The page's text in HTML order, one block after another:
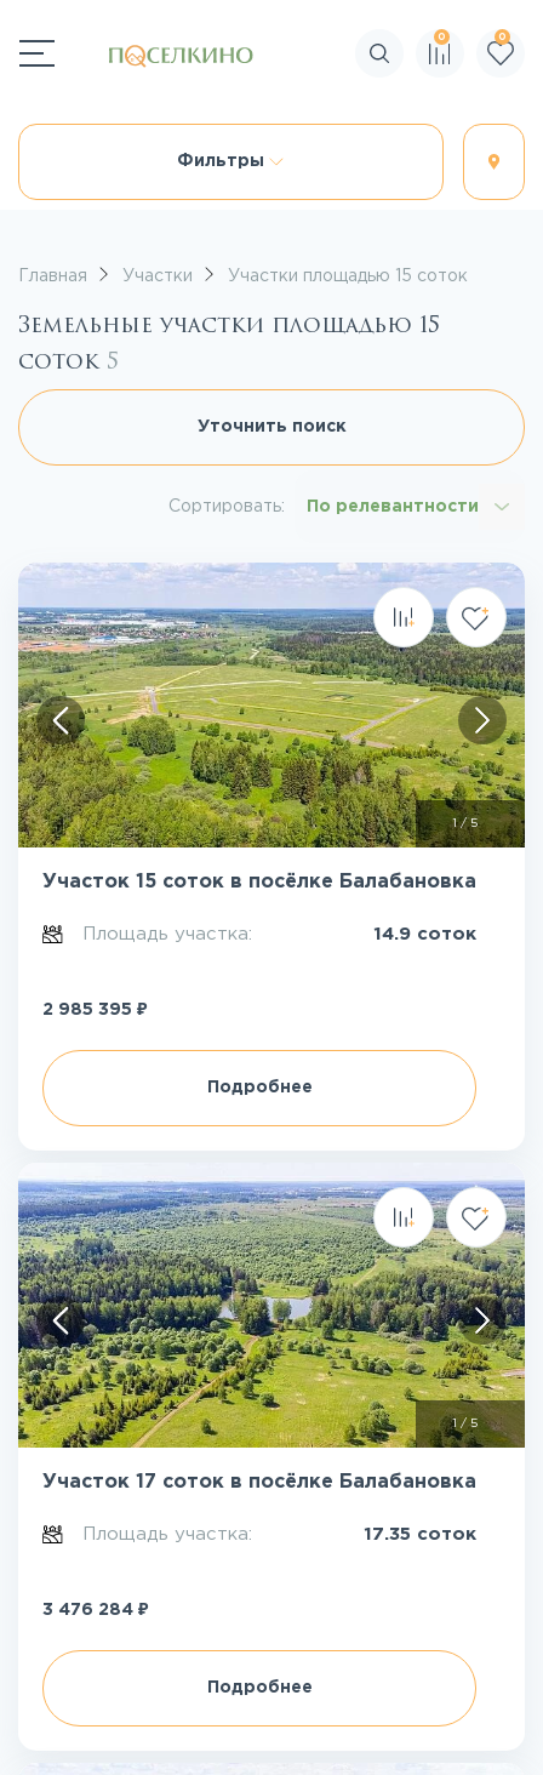
Поиск по сайту
0 0
Фильтры
Главная Участки Участки площадью 15 соток
Земельные участки площадью 15
соток 5
Уточнить поиск
Сортировать: По релевантности
1/ 5
Участок 15 соток в посёлке Балабановка
Площадь участка: 14.9 соток
2 985 395 ₽
Подробнее
1 /5
Участок 17 соток в посёлке Балабановка
Площадь участка: 17.35 соток
3 476 284 ₽
Подробнее